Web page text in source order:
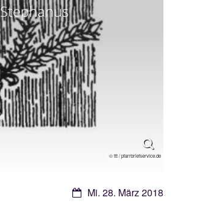
© ttt / pfarrbriefservice.de
Datum:Mi. 28. März 2018